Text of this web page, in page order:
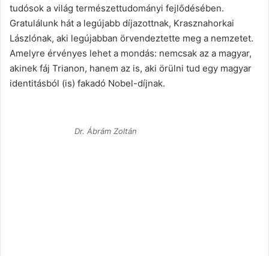
tudósok a világ természettudományi fejlődésében.
Gratulálunk hát a legújabb díjazottnak, Krasznahorkai
Lászlónak, aki legújabban örvendeztette meg a nemzetet.
Amelyre érvényes lehet a mondás: nemcsak az a magyar,
akinek fáj Trianon, hanem az is, aki örülni tud egy magyar
identitásból (is) fakadó Nobel-díjnak.
Dr. Ábrám Zoltán